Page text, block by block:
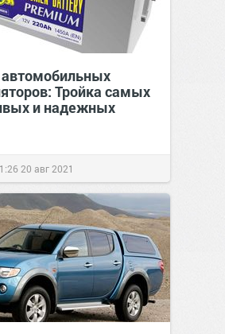
автомобильных
Тройка самых
и надежных
20 авг 2021